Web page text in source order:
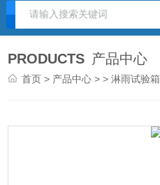
PRODUCTS 产品中心
首页 > 产品中心 > >淋雨试验箱